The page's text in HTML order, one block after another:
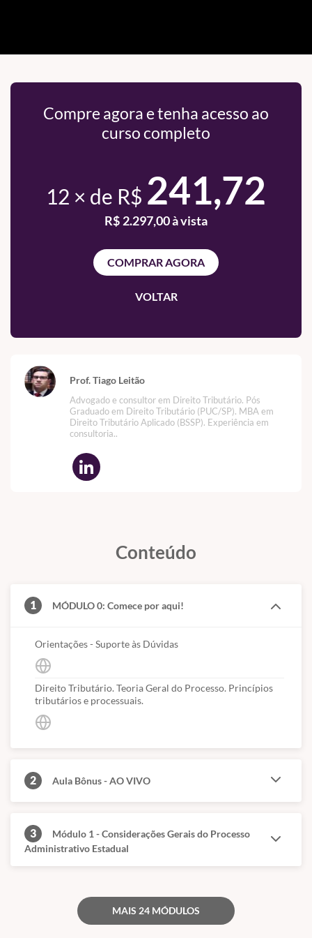
Prof. Tiago Leitão
Advogado e consultor em Direito Tributário. Pós
Graduado em Direito Tributário (PUC/SP). MBA em
Direito Tributário Aplicado (BSSP). Experiência em
consultoria..
Compre agora e tenha acesso ao
curso completo
12 × de R$ 241,72
R$ 2.297,00 à vista
COMPRAR AGORA
VOLTAR
Conteúdo
1 MÓDULO 0: Comece por aqui!
Orientações - Suporte às Dúvidas
Direito Tributário. Teoria Geral do Processo. Princípios
tributários e processuais.
2 Aula Bônus - AO VIVO
3
Módulo 1 - Considerações Gerais do Processo
Administrativo Estadual
MAIS 24 MÓDULOS